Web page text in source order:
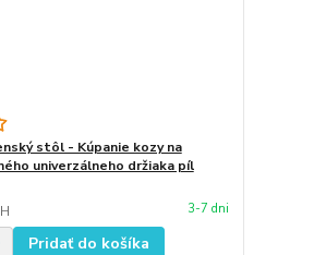
stôl - Kúpanie kozy na
univerzálneho držiaka píl
3-7 dni
Pridať do košíka